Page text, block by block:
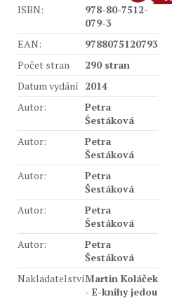
ISBN:
978-80-7512-
079-3
EAN:
9788075120793
Počet stran
290 stran
Datum vydání 2014
Autor:
Petra
Šestáková
Autor:
Petra
Šestáková
Autor:
Petra
Šestáková
Autor:
Petra
Šestáková
Autor:
Petra
Šestáková
NakladatelstvíMartin Koláček
- E-knihy jedou